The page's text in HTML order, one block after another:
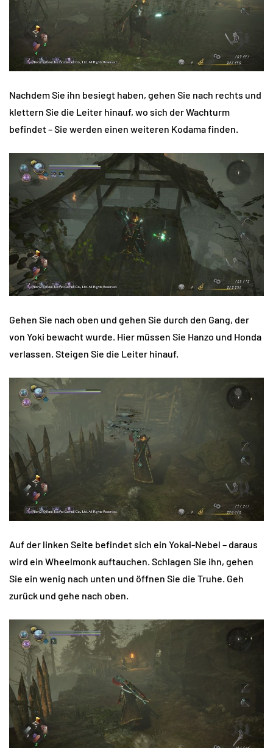
Nachdem Sie ihn besiegt haben, gehen Sie nach rechts und
klettern Sie die Leiter hinauf, wo sich der Wachturm
befindet – Sie werden einen weiteren Kodama finden.
Gehen Sie nach oben und gehen Sie durch den Gang, der
von Yoki bewacht wurde. Hier müssen Sie Hanzo und Honda
verlassen. Steigen Sie die Leiter hinauf.
Auf der linken Seite befindet sich ein Yokai-Nebel – daraus
wird ein Wheelmonk auftauchen. Schlagen Sie ihn, gehen
Sie ein wenig nach unten und öffnen Sie die Truhe. Geh
zurück und gehe nach oben.